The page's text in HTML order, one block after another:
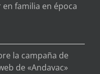
familia en época
la campaña de
de «Andavac»